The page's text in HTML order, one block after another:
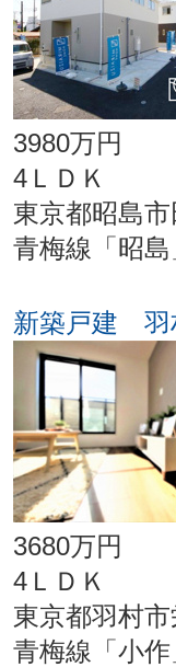
3980万円
4ＬＤＫ
東京都昭島
青梅線「昭
新築戸建
3680万円
4ＬＤＫ
東京都羽村
青梅線「小